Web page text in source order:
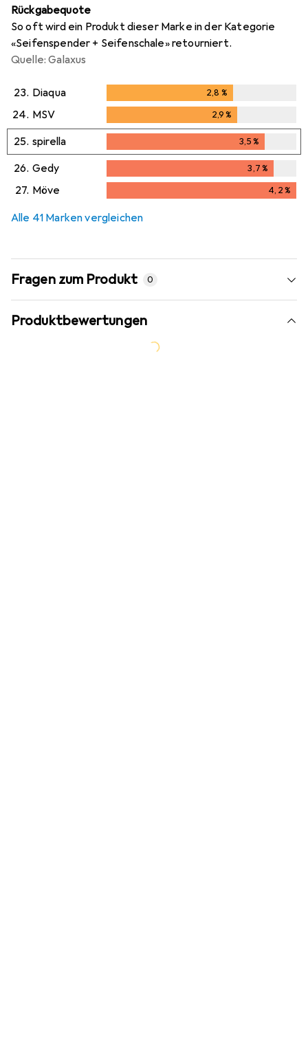
Rückgabequote
So oft wird ein Produkt dieser Marke in der Kategorie
«Seifenspender + Seifenschale» retourniert.
Quelle: Galaxus
23. Diaqua 2,8 %
24. MSV 2,9%
25. spirella 3,5%
26. Gedy 3,7%
3,7%
27. Möve 4,2%
Alle 41 Marken vergleichen
Fragen zum Produkt 0
Produktbewertungen